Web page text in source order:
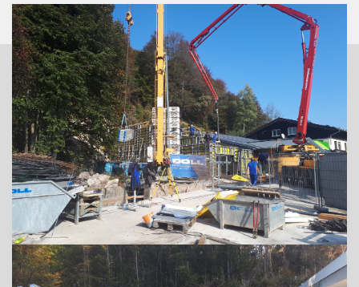
UNTERNEHMEN
REFERENZEN
KONTAKT
ADRESSE